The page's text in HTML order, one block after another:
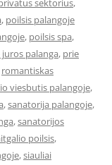
sektorius,
, poilsis palangoje
, poilsis spa,
juros palanga, prie
romantiskas
viesbutis palangoje,
,sanatorija palangoje,
,sanatorijos
poilsis,
,siauliai